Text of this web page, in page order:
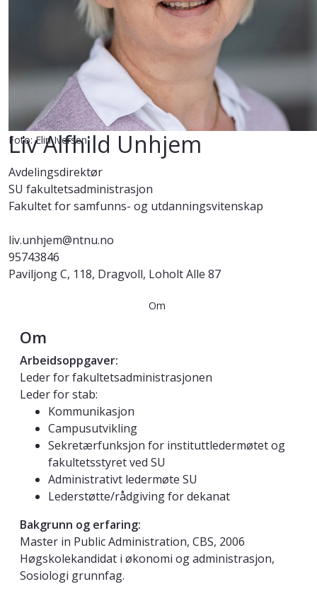
Foto: Elin Iversen
Liv Alfhild Unhjem
Avdelingsdirektør
SU fakultetsadministrasjon
Fakultet for samfunns- og utdanningsvitenskap
liv.unhjem@ntnu.no
95743846
Paviljong C, 118, Dragvoll, Loholt Alle 87
Om
Om
Arbeidsoppgaver:
Leder for fakultetsadministrasjonen
Leder for stab:
Kommunikasjon
Campusutvikling
Sekretærfunksjon for instituttledermøtet og
fakultetsstyret ved SU
Administrativt ledermøte SU
Lederstøtte/rådgiving for dekanat
Bakgrunn og erfaring:
Master in Public Administration, CBS, 2006
Høgskolekandidat i økonomi og administrasjon,
Sosiologi grunnfag.